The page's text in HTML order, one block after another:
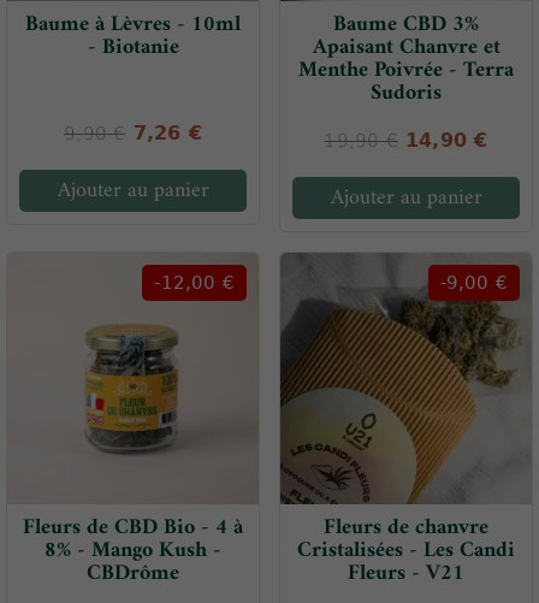
Baume à Lèvres - 10ml
- Biotanie
9,90 € 7,26 €
Ajouter au panier
Baume CBD 3%
Apaisant Chanvre et
Menthe Poivrée - Terra
Sudoris
19,90 € 14,90 €
Ajouter au panier
Fleurs de CBD Bio - 4 à
8% - Mango Kush -
CBDrôme
-12,00 €
Fleurs de chanvre
Cristalisées - Les Candi
Fleurs - V21
-9,00 €